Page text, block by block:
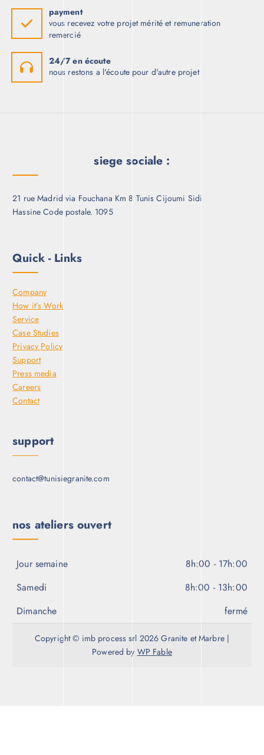
payment
vous recevez votre projet mérité et remuneration
remercié
24/7 en écoute
nous restons a l'écoute pour d'autre projet
siege sociale :
21 rue Madrid via Fouchana Km 8 Tunis Cijoumi Sidi
Hassine Code postale. 1095
Quick - Links
Company
How it’s Work
Service
Case Studies
Privacy Policy
Support
Press media
Careers
Contact
support
contact@tunisiegranite.com
nos ateliers ouvert
Jour semaine
8h:00 - 17h:00
Samedi
8h:00 - 13h:00
Dimanche
fermé
Copyright © imb process srl 2026 Granite et Marbre |
Powered by WP Fable